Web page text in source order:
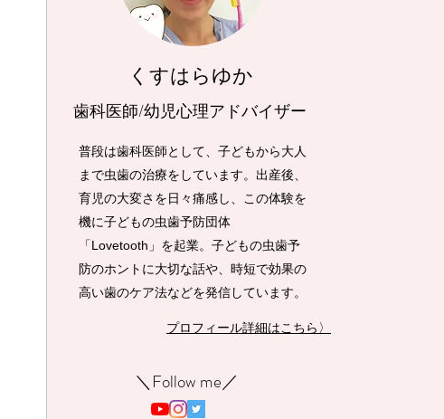
くすはらゆか
歯科医師/幼児心理アドバイザー
普段は歯科医師として、子どもから大人
まで虫歯の治療をしています。出産後、
育児の大変さを日々痛感し、この体験を
機に子どもの虫歯予防団体
「Lovetooth」を起業。子どもの虫歯予
防のホントに大切な話や、時短で効果の
高い歯のケア法などを発信しています。
​＼Follow me／
プロフィール詳細はこちら〉